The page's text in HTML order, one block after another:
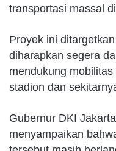
transportasi massal
Proyek ini
diharapkan segera
mendukung
stadion dan
Gubernur DKI
menyampaikan